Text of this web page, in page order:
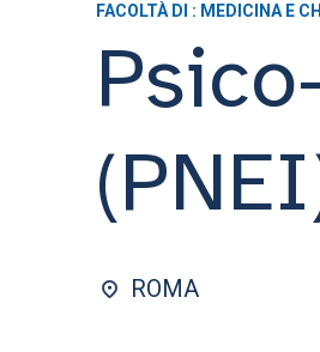
FACOLTÀ DI : MEDICINA E
ROMA